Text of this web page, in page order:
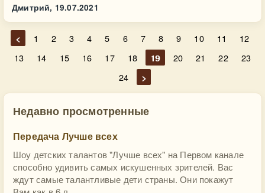
Дмитрий, 19.07.2021
< 1 2 3 4 5 6 7 8 9 10 11
12
13
14 15 16 17 18 19 20 21 22
23
24
>
Недавно просмотренные
Передача Лучше всех
Шоу детских талантов "Лучше всех" на Первом канале
способно удивить самых искушенных зрителей. Вас
ждут самые талантливые дети страны. Они покажут